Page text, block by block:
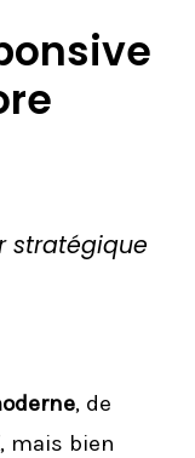
stratégique
, de
, mais bien